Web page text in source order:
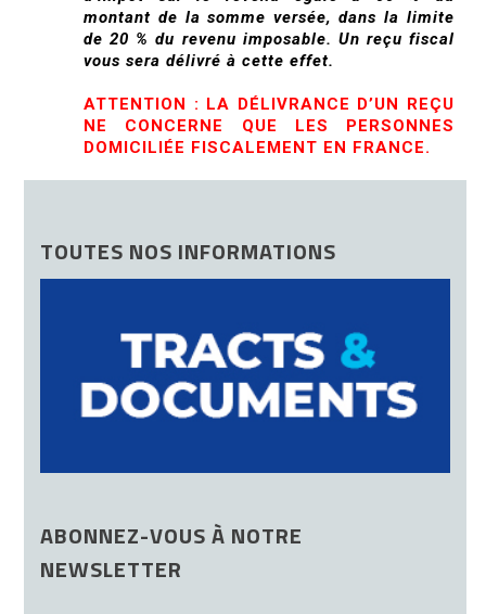
montant de la somme versée, dans la limite
de 20 % du revenu imposable. Un reçu fiscal
vous sera délivré à cette effet.
ATTENTION : LA DÉLIVRANCE D’UN REÇU
NE CONCERNE QUE LES PERSONNES
DOMICILIÉE FISCALEMENT EN FRANCE.
TOUTES NOS INFORMATIONS
ABONNEZ-VOUS À NOTRE
NEWSLETTER